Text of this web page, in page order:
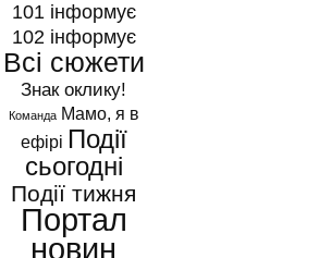
101 інформує
102 інформує
Всі сюжети
Знак оклику!
Команда Мамо, я в
ефірі Події
сьогодні
Події тижня
Портал
новин